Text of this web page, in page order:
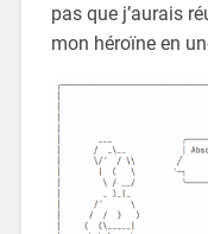
pas que j’aurais
mon héroïne en